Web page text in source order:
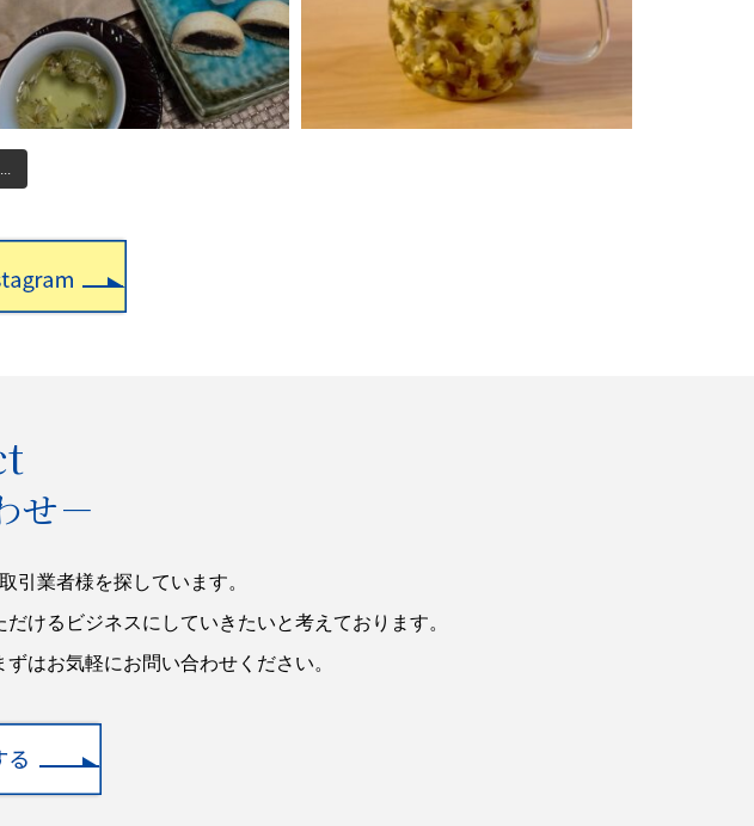
せ－
引業者様を探しています。
けるビジネスにしていきたいと考えております。
はお気軽にお問い合わせください。